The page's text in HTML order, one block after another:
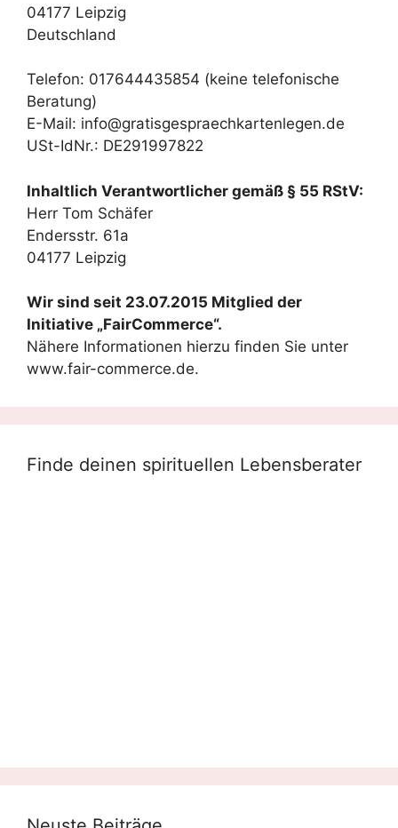
04177 Leipzig
Deutschland
Telefon: 017644435854 (keine telefonische
Beratung)
E-Mail: info@gratisgespraechkartenlegen.de
USt-IdNr.: DE291997822
Inhaltlich Verantwortlicher gemäß § 55 RStV:
Herr Tom Schäfer
Endersstr. 61a
04177 Leipzig
Wir sind seit 23.07.2015 Mitglied der
Initiative „FairCommerce“.
Nähere Informationen hierzu finden Sie unter
www.fair-commerce.de.
Finde deinen spirituellen Lebensberater